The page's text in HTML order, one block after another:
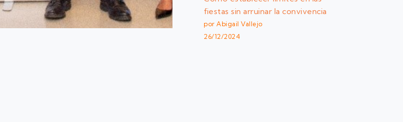
fiestas sin arruinar la convivencia
por Abigail Vallejo
26/12/2024